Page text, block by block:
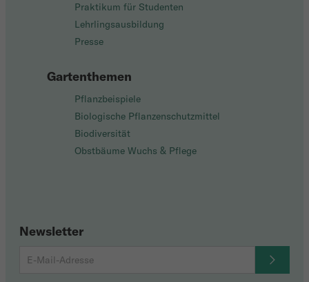
Praktikum für Studenten
Lehrlingsausbildung
Presse
Gartenthemen
Pflanzbeispiele
Biologische Pflanzenschutzmittel
Biodiversität
Obstbäume Wuchs & Pflege
Newsletter